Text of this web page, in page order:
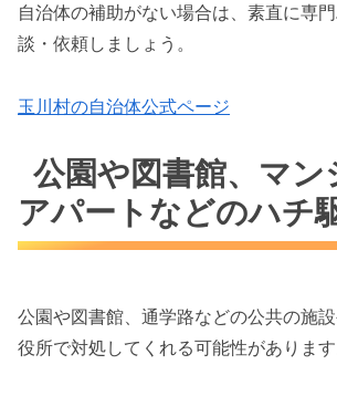
自治体の補助がない場合は、素直に専
談・依頼しましょう。
玉川村の自治体公式ページ
公園や図書館、マン
アパートなどのハチ
公園や図書館、通学路などの公共の施設
役所で対処してくれる可能性があります